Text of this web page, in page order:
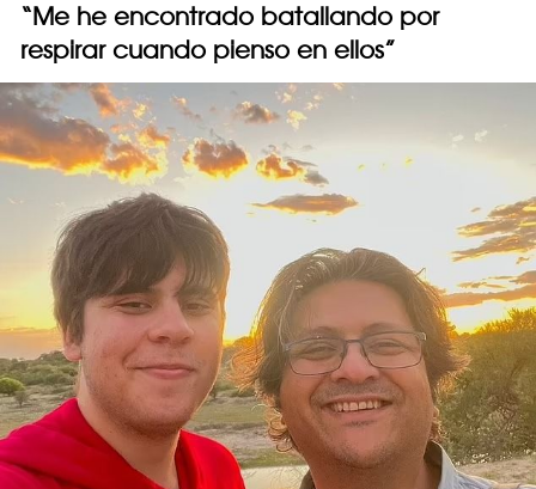
“Me he encontrado batallando por
respirar cuando pienso en ellos”